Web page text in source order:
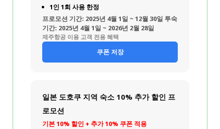
1인 1회 사용 한정
프로모션 기간: 2025년 4월 1일 ~ 12월 30일 투숙
기간: 2025년 4월 1일 ~ 2026년 2월 28일
제주항공 이용 고객 전용 혜택
쿠폰 저장
일본 도호쿠 지역 숙소 10% 추가 할인 프
로모션
기본 10% 할인 + 추가 10% 쿠폰 적용